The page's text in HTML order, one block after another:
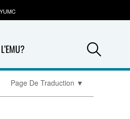
Page De Traduction ▼